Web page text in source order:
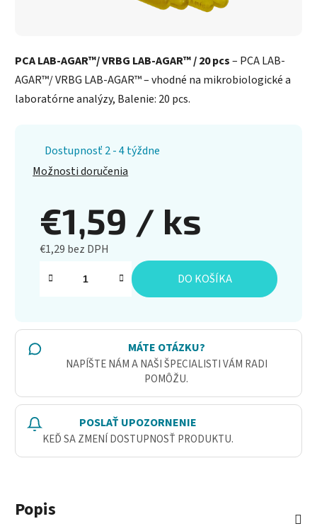
PCA LAB-AGAR™/ VRBG LAB-AGAR™ / 20 pcs– PCA LAB-
AGAR™/ VRBG LAB-AGAR™ – vhodné na mikrobiologické a
laboratórne analýzy, Balenie: 20 pcs.
Dostupnosť 2 - 4 týždne
Možnosti doručenia
€1,59 / ks
€1,29 bez DPH
Jednotková cena:
DO KOŠÍKA
MÁTE OTÁZKU?
NAPÍŠTE NÁM A NAŠI ŠPECIALISTI VÁM RADI
POMÔŽU.
POSLAŤ UPOZORNENIE
KEĎ SA ZMENÍ DOSTUPNOSŤ PRODUKTU.
Popis